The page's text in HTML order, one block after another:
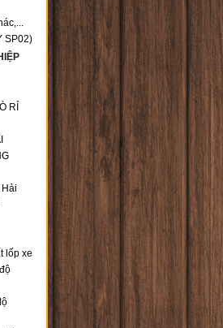
SP02)
RỈ
lốp xe